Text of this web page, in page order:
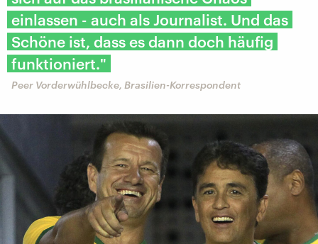
einlassen - auch als Journalist. Und das
Schöne ist, dass es dann doch häufig
funktioniert."
Peer Vorderwühlbecke, Brasilien-Korrespondent